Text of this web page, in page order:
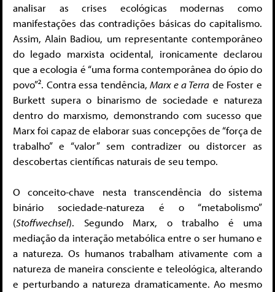
analisar as crises ecológicas modernas como
manifestações das contradições básicas do capitalismo.
Assim, Alain Badiou, um representante contemporâneo
do legado marxista ocidental, ironicamente declarou
que a ecologia é “uma forma contemporânea do ópio do
povo”². Contra essa tendência,Marx e a Terra de Foster e
Burkett supera o binarismo de sociedade e natureza
dentro do marxismo, demonstrando com sucesso que
Marx foi capaz de elaborar suas concepções de “força de
trabalho” e “valor” sem contradizer ou distorcer as
descobertas científicas naturais de seu tempo.
O conceito-chave nesta transcendência do sistema
binário sociedade-natureza é o “metabolismo”
(Stoffwechsel). Segundo Marx, o trabalho é uma
mediação da interação metabólica entre o ser humano e
a natureza. Os humanos trabalham ativamente com a
natureza de maneira consciente e teleológica, alterando
e perturbando a natureza dramaticamente. Ao mesmo